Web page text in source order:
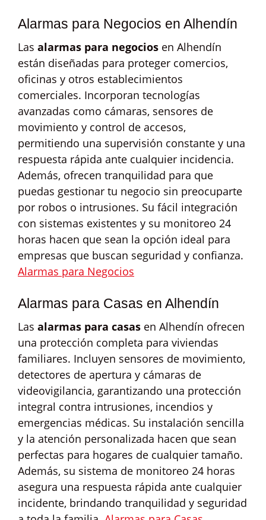
Alarmas para Negocios en Alhendín
Las alarmas para negocios en Alhendín
están diseñadas para proteger comercios,
oficinas y otros establecimientos
comerciales. Incorporan tecnologías
avanzadas como cámaras, sensores de
movimiento y control de accesos,
permitiendo una supervisión constante y una
respuesta rápida ante cualquier incidencia.
Además, ofrecen tranquilidad para que
puedas gestionar tu negocio sin preocuparte
por robos o intrusiones. Su fácil integración
con sistemas existentes y su monitoreo 24
horas hacen que sean la opción ideal para
empresas que buscan seguridad y confianza.
Alarmas para Negocios
Alarmas para Casas en Alhendín
Las alarmas para casas en Alhendín ofrecen
una protección completa para viviendas
familiares. Incluyen sensores de movimiento,
detectores de apertura y cámaras de
videovigilancia, garantizando una protección
integral contra intrusiones, incendios y
emergencias médicas. Su instalación sencilla
y la atención personalizada hacen que sean
perfectas para hogares de cualquier tamaño.
Además, su sistema de monitoreo 24 horas
asegura una respuesta rápida ante cualquier
incidente, brindando tranquilidad y seguridad